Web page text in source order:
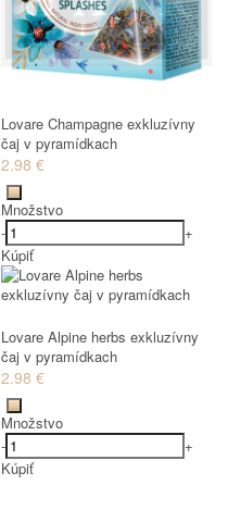
Lovare Champagne exkluzívny
čaj v pyramídkach
2.98 €
Množstvo
-
+
Kúpiť
Lovare Alpine herbs exkluzívny
čaj v pyramídkach
2.98 €
Množstvo
-
+
Kúpiť